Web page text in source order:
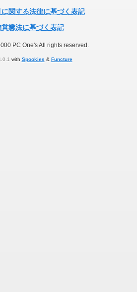
関する法律に基づく表記
営業法に基づく表記
PC One's All rights reserved.
with Spookies & Functure